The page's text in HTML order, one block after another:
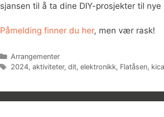
sjansen til å ta dine DIY-prosjekter til nye
Påmelding finner du her, men vær rask!
Kategorier
Arrangementer
Stikkord
2024, aktiviteter, dit, elektronikk, Flatåsen,